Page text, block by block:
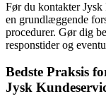
Før du kontakter
en grundlæggende
procedurer. Gør dig
responstider og
Bedste Praksis
Jysk